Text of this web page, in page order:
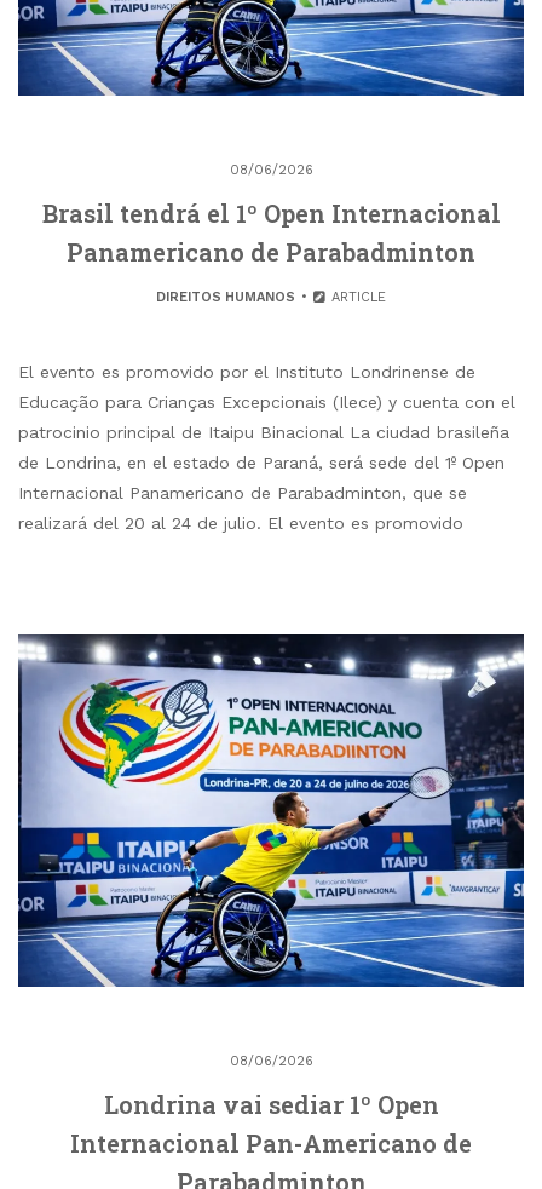
08/06/2026
Brasil tendrá el 1º Open Internacional
Panamericano de Parabadminton
DIREITOS HUMANOS ARTICLE
El evento es promovido por el Instituto Londrinense de
Educação para Crianças Excepcionais (Ilece) y cuenta con el
patrocinio principal de Itaipu Binacional La ciudad brasileña
de Londrina, en el estado de Paraná, será sede del 1º Open
Internacional Panamericano de Parabadminton, que se
realizará del 20 al 24 de julio. El evento es promovido
08/06/2026
Londrina vai sediar 1º Open
Internacional Pan-Americano de
Parabadminton